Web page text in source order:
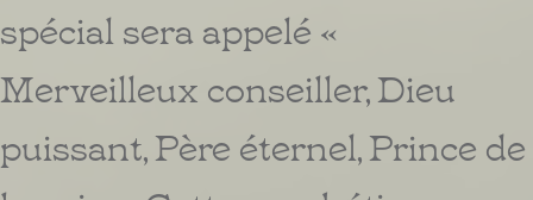
spécial sera appelé «
Merveilleux conseiller, Dieu
puissant, Père éternel, Prince de